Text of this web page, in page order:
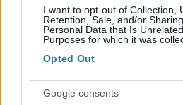
I want to opt-out of Collection,
Retention, Sale, and/or
Personal Data that Is
Purposes for which it was
Opted Out
Google consents
circa un'ora prima della
rocciose magiche!
Caratteristiche